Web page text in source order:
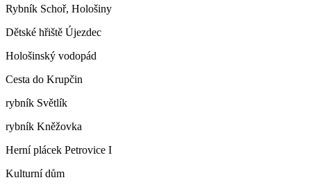
Rybník Schoř, Hološiny
Dětské hřiště Újezdec
Hološinský vodopád
Cesta do Krupčin
rybník Světlík
rybník Kněžovka
Herní plácek Petrovice I
Kulturní dům